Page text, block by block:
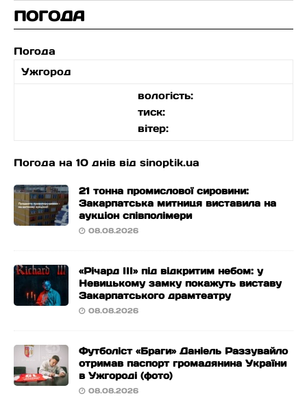
ПОГОДА
Погода
Ужгород
вологість:
тиск:
вітер:
Погода на 10 днів від sinoptik.ua
21 тонна промислової сировини:
Закарпатська митниця виставила на
аукціон співполімери
08.08.2026
«Річард ІІІ» під відкритим небом: у
Невицькому замку покажуть виставу
Закарпатського драмтеатру
08.08.2026
Футболіст «Браги» Даніель Раззувайло
отримав паспорт громадянина України
в Ужгороді (фото)
08.08.2026